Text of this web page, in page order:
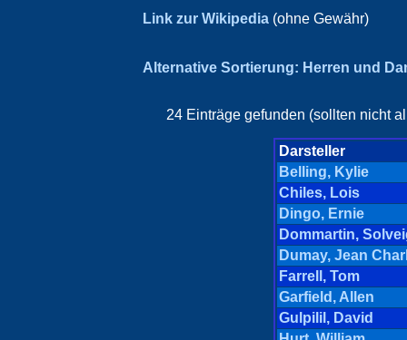
Link zur Wikipedia (ohne Gewähr)
Alternative Sortierung: Herren und
24 Einträge gefunden (sollten nicht
Darsteller
Belling, Kylie
Chiles, Lois
Dingo, Ernie
Dommartin,
Dumay, Jean
Farrell, Tom
Garfield, Allen
Gulpilil, David